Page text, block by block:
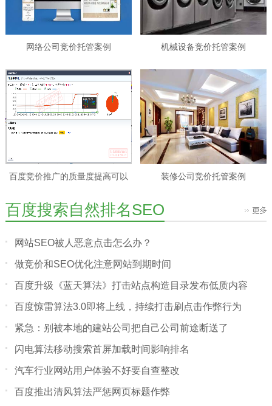
网络公司竞价托管案例 机械设备竞价托管案例
百度竞价推广的质量度提高可以
装修公司竞价托管案例
百度搜索自然排名SEO
网站SEO被人恶意点击怎么办？
做竞价和SEO优化注意网站到期时间
百度升级《蓝天算法》打击站点构造目录发布低质内容
百度惊雷算法3.0即将上线，持续打击刷点击作弊行为
紧急：别被本地的建站公司把自己公司前途断送了
闪电算法移动搜索首屏加载时间影响排名
汽车行业网站用户体验不好要自查整改
百度推出清风算法严惩网页标题作弊